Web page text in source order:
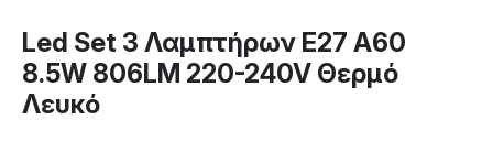
Led Set 3 Λαμπτήρων E27 A60
8.5W 806LM 220-240V Θερμό
Λευκό